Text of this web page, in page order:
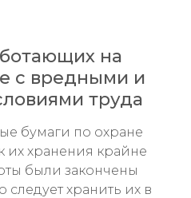
на
с вредными и
труда
бумаги по охране
их хранения крайне
были закончены
следует хранить их в